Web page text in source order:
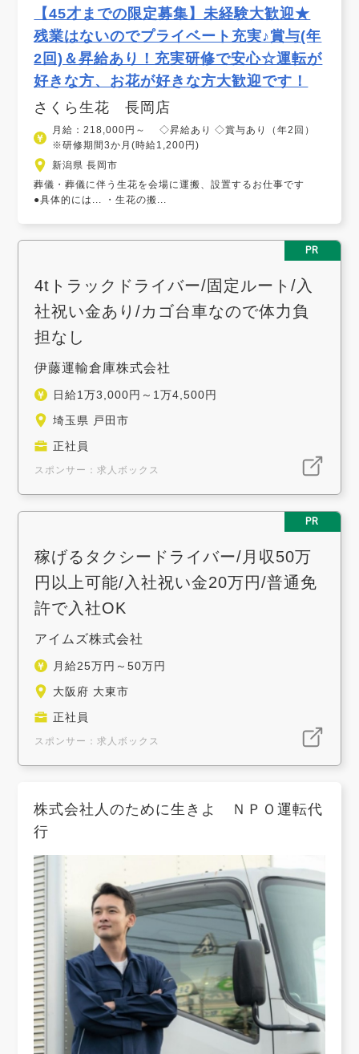
【45才までの限定募集】未経験大歓迎★
残業はないのでプライベート充実♪賞与(年
2回)＆昇給あり！充実研修で安心☆運転が
好きな方、お花が好きな方大歓迎です！
さくら生花 長岡店
月給：218,000円～ ◇昇給あり ◇賞与あり（年2回）
※研修期間3か月(時給1,200円)
新潟県 長岡市
葬儀・葬儀に伴う生花を会場に運搬、設置するお仕事です
●具体的には... ・生花の搬...
PR
4tトラックドライバー/固定ルート/入
社祝い金あり/カゴ台車なので体力負
担なし
伊藤運輸倉庫株式会社
日給1万3,000円～1万4,500円
埼玉県 戸田市
正社員
スポンサー：求人ボックス
PR
稼げるタクシードライバー/月収50万
円以上可能/入社祝い金20万円/普通免
許で入社OK
アイムズ株式会社
月給25万円～50万円
大阪府 大東市
正社員
スポンサー：求人ボックス
株式会社人のために生きよ ＮＰＯ運転代
行